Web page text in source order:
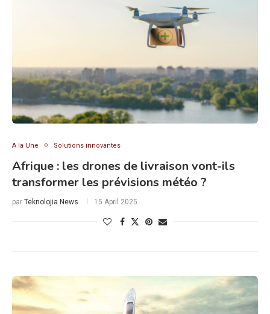
A la Une Solutions innovantes
Afrique : les drones de livraison vont-ils
transformer les prévisions météo ?
par Teknolojia News 15 April 2025